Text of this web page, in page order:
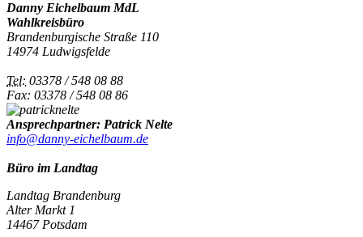
Danny Eichelbaum MdL
Wahlkreisbüro
Brandenburgische Straße 110
14974 Ludwigsfelde
Tel: 03378 / 548 08 88
Fax: 03378 / 548 08 86
Ansprechpartner: Patrick Nelte
info@danny-eichelbaum.de
Büro im Landtag
Landtag Brandenburg
Alter Markt 1
14467 Potsdam